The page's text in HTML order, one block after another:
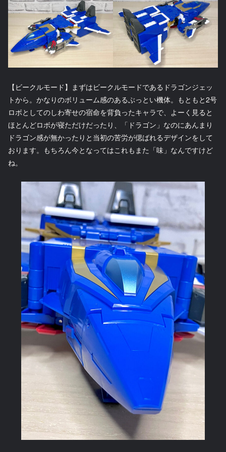
【ビークルモード】まずはビークルモードであるドラゴンジェッ
トから。かなりのボリューム感のあるぶっとい機体。もともと2号
ロボとしてのしわ寄せの宿命を背負ったキャラで、よーく見ると
ほとんどロボが寝ただけだったり、「ドラゴン」なのにあんまり
ドラゴン感が無かったりと当初の苦労が偲ばれるデザインをして
おります。もちろん今となってはこれもまた「味」なんですけど
ね。